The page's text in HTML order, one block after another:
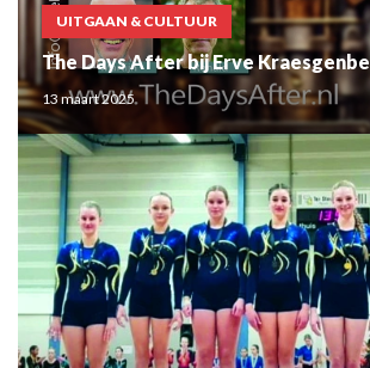
UITGAAN & CULTUUR
The Days After bij Erve
13 maart 2025